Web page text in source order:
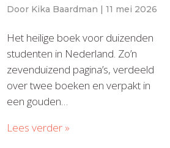
Door Kika Baardman | 11 mei 2026
Het heilige boek voor duizenden
studenten in Nederland. Zo’n
zevenduizend pagina’s, verdeeld
over twee boeken en verpakt in
een gouden…
Lees verder »